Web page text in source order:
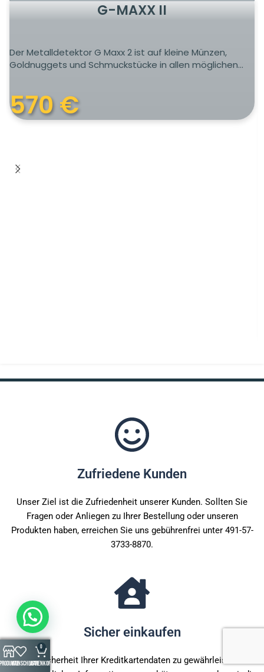
G-MAXX II
Der Metalldetektor G Maxx 2 ist auf kleine Münzen,
Goldnuggets und Schmuckstücke in allen möglichen...
570€
Zufriedene Kunden
Unser Ziel ist die Zufriedenheit unserer Kunden. Sollten Sie
Fragen oder Anliegen zu Ihrer Bestellung oder unseren
Produkten haben, erreichen Sie uns gebührenfrei unter 491-57-
3733-8870.
Sicher einkaufen
Um die Sicherheit Ihrer Kreditkartendaten zu gewährleisten und
Wunschliste
0
Warenkorb